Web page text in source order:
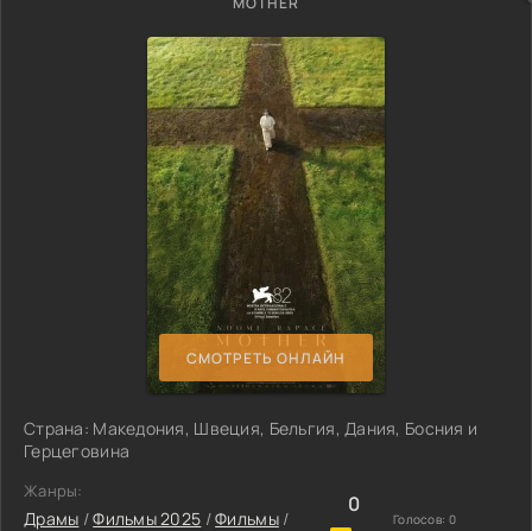
СМОТРЕТЬ ОНЛАЙН
Страна: Македония, Швеция, Бельгия, Дания, Босния и
Герцеговина
Жанры:
Драмы /Фильмы 2025 /Фильмы/
0
Голосов: 0